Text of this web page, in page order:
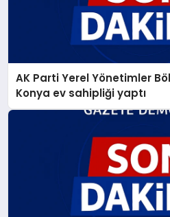
AK Parti Yerel Yönetimler
Konya ev sahipliği yaptı